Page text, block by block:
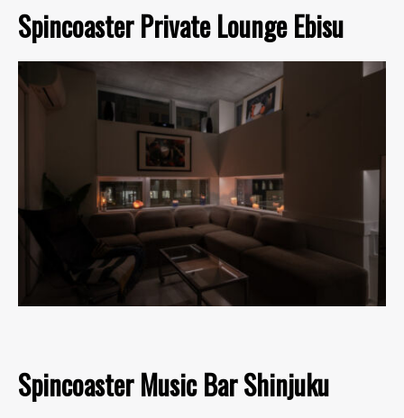
Spincoaster Private Lounge Ebisu
Spincoaster Music Bar Shinjuku